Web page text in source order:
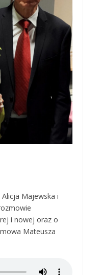
Majewska i
i nowej oraz o
Mateusza